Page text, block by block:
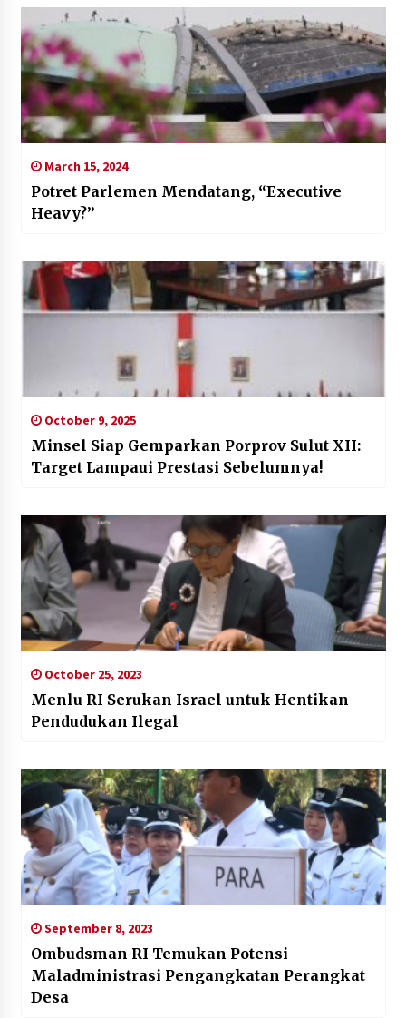
March 15, 2024
Potret Parlemen Mendatang, “Executive
Heavy?”
October 9, 2025
Minsel Siap Gemparkan Porprov Sulut XII:
Target Lampaui Prestasi Sebelumnya!
October 25, 2023
Menlu RI Serukan Israel untuk Hentikan
Pendudukan Ilegal
September 8, 2023
Ombudsman RI Temukan Potensi
Maladministrasi Pengangkatan Perangkat
Desa